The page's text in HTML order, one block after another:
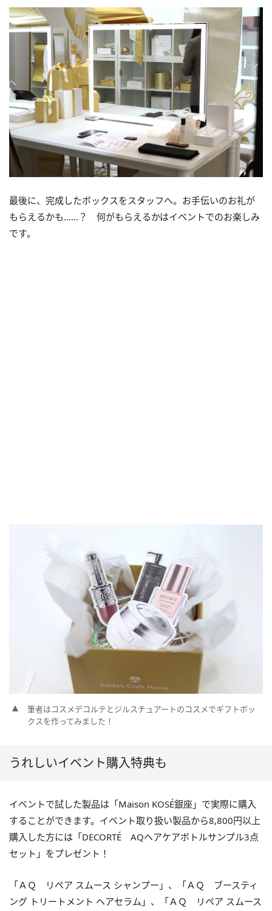
最後に、完成したボックスをスタッフへ。お手伝いのお礼が
もらえるかも……？ 何がもらえるかはイベントでのお楽しみ
です。
筆者はコスメデコルテとジルスチュアートのコスメでギフトボッ
クスを作ってみました！
うれしいイベント購入特典も
イベントで試した製品は「Maison KOSÉ銀座」で実際に購入
することができます。イベント取り扱い製品から8,800円以上
購入した方には「DECORTÉ AQヘアケアボトルサンプル3点
セット」をプレゼント！
「ＡＱ リペア スムース シャンプー」、「ＡＱ ブースティ
ング トリートメント ヘアセラム」、「ＡＱ リペア スムース